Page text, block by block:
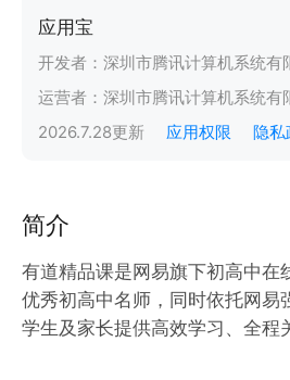
应用宝
开发者： 深圳市腾讯计算机系统有
运营者： 深圳市腾讯计算机系统有
2026.7.28更新 应用权限 隐私
简介
有道精品课是网易旗下初高中在
优秀初高中名师，同时依托网易
学生及家长提供高效学习、全程